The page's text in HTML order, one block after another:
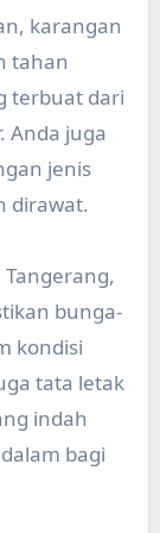
karangan
tahan
terbuat dari
Anda juga
jenis
dirawat.
bunga-
kondisi
tata letak
indah
bagi